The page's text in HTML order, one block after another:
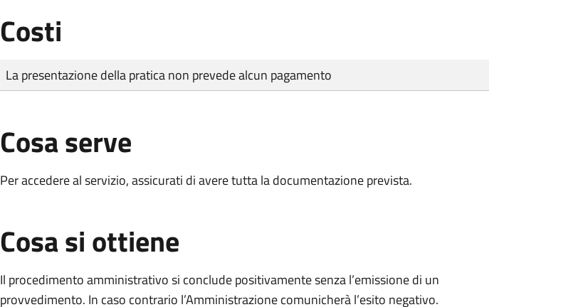
Costi
Tipo di pagamento
Importo
La presentazione della pratica non prevede alcun pagamento
Cosa serve
Per accedere al servizio, assicurati di avere tutta la documentazione prevista.
Cosa si ottiene
Il procedimento amministrativo si conclude positivamente senza l’emissione di un
provvedimento. In caso contrario l’Amministrazione comunicherà l’esito negativo.